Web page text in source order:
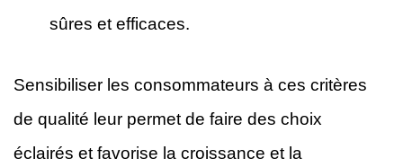
sûres et efficaces.
Sensibiliser les consommateurs à ces critères
de qualité leur permet de faire des choix
éclairés et favorise la croissance et la